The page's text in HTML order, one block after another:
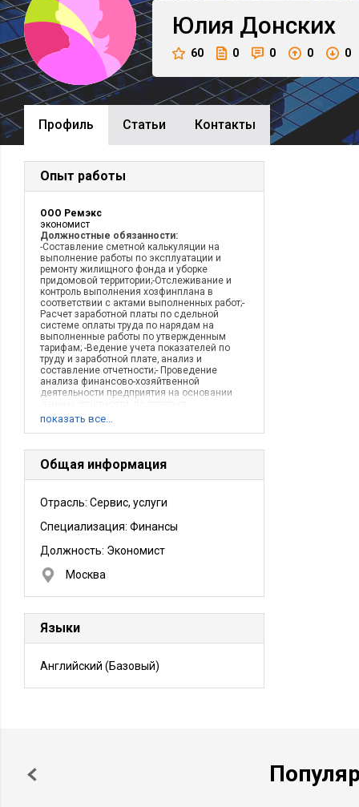
Юлия Донских
60 0 0 0 0
Профиль Cтатьи Контакты
Опыт работы
ООО Ремэкс
экономист
Должностные обязанности:
-Составление сметной калькуляции на
выполнение работы по эксплуатации и
ремонту жилищного фонда и уборке
придомовой территории;-Отслеживание и
контроль выполнения хозфинплана в
соответствии с актами выполненных работ;-
Расчет заработной платы по сдельной
системе оплаты труда по нарядам на
выполненные работы по утвержденным
тарифам; -Ведение учета показателей по
труду и заработной плате‚ анализ и
составление отчетности;- Проведение
анализа финансово-хозяйтвенной
деятельности предприятия на основании
предложений по устранению недостатков в
деятельности предприятия: жилищно-
коммунальное хозяйство (работы по
эксплуатации и ремонту жилищного фонда и
уборке придомовой территории).
показать все…
Общая информация
Отрасль: Сервис, услуги
Специализация: Финансы
Должность: Экономист
Москва
Языки
Английский (Базовый)